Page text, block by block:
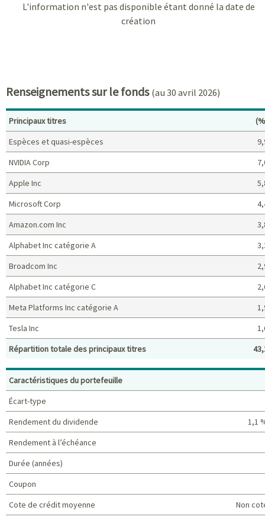
L'information n'est pas disponible étant donné la date de
création
Renseignements sur le fonds(au 30 avril 2026)
Principaux titres (%)
Principaux titres
Espèces et quasi-espèces
NVIDIA Corp
Apple Inc
Microsoft Corp
Amazon.com Inc
Alphabet Inc catégorie A
Broadcom Inc
Alphabet Inc catégorie C
Meta Platforms Inc catégorie A
Tesla Inc
Répartition totale des principaux titres
Caractéristiques du portefeuille
Écart-type
Rendement du dividende
1,1
Rendement à l’échéance
Durée (années)
Coupon
Cote de crédit moyenne
Non